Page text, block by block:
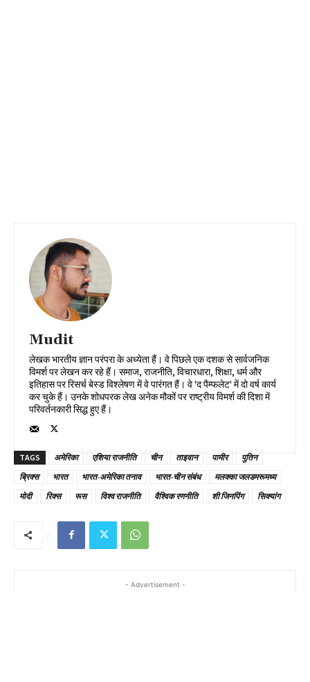
Mudit
लेखक भारतीय ज्ञान परंपरा के अध्येता हैं। वे पिछले एक दशक से सार्वजनिक
विमर्श पर लेखन कर रहे हैं। समाज, राजनीति, विचारधारा, शिक्षा, धर्म और
इतिहास पर रिसर्च बेस्ड विश्लेषण में वे पारंगत हैं। वे 'द पैम्फलेट' में दो वर्ष कार्य
कर चुके हैं। उनके शोधपरक लेख अनेक मौकों पर राष्ट्रीय विमर्श की दिशा में
परिवर्तनकारी सिद्ध हुए हैं।
TAGS अमेरिका एशिया राजनीति चीन ताइवान पामीर
पुतिन
ब्रिक्स
भारत भारत-अमेरिका तनाव भारत-चीन संबंध
मलक्का जलडमरूमध्य
मोदी
रिक्स रूस विश्व राजनीति वैश्विक रणनीति शी जिनपिंग सिक्यांग
- Advertisement -